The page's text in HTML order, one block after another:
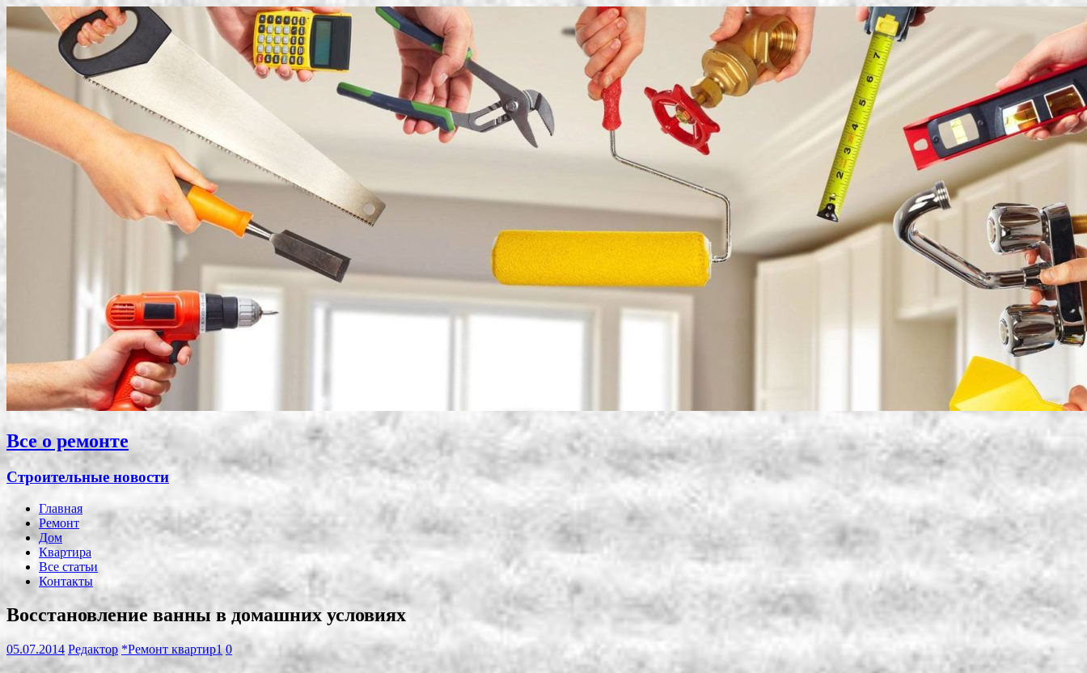
Все о ремонте
Строительные новости
Главная
Ремонт
Дом
Квартира
Все статьи
Контакты
Восстановление ванны в домашних условиях
05.07.2014 Редактор *Ремонт квартир1 0